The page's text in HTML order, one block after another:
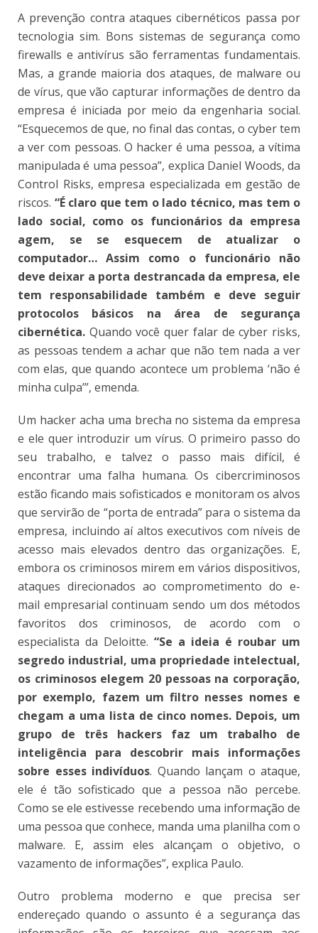
A prevenção contra ataques cibernéticos passa por
tecnologia sim. Bons sistemas de segurança como
firewalls e antivírus são ferramentas fundamentais.
Mas, a grande maioria dos ataques, de malware ou
de vírus, que vão capturar informações de dentro da
empresa é iniciada por meio da engenharia social.
“Esquecemos de que, no final das contas, o cyber tem
a ver com pessoas. O hacker é uma pessoa, a vítima
manipulada é uma pessoa”, explica Daniel Woods, da
Control Risks, empresa especializada em gestão de
riscos. “É claro que tem o lado técnico, mas tem o
lado social, como os funcionários da empresa
agem, se se esquecem de atualizar o
computador… Assim como o funcionário não
deve deixar a porta destrancada da empresa, ele
tem responsabilidade também e deve seguir
protocolos básicos na área de segurança
cibernética. Quando você quer falar de cyber risks,
as pessoas tendem a achar que não tem nada a ver
com elas, que quando acontece um problema ‘não é
minha culpa’”, emenda.
Um hacker acha uma brecha no sistema da empresa
e ele quer introduzir um vírus. O primeiro passo do
seu trabalho, e talvez o passo mais difícil, é
encontrar uma falha humana. Os cibercriminosos
estão ficando mais sofisticados e monitoram os alvos
que servirão de “porta de entrada” para o sistema da
empresa, incluindo aí altos executivos com níveis de
acesso mais elevados dentro das organizações. E,
embora os criminosos mirem em vários dispositivos,
ataques direcionados ao comprometimento do e-
mail empresarial continuam sendo um dos métodos
favoritos dos criminosos, de acordo com o
especialista da Deloitte. “Se a ideia é roubar um
segredo industrial, uma propriedade intelectual,
os criminosos elegem 20 pessoas na corporação,
por exemplo, fazem um filtro nesses nomes e
chegam a uma lista de cinco nomes. Depois, um
grupo de três hackers faz um trabalho de
inteligência para descobrir mais informações
sobre esses indivíduos. Quando lançam o ataque,
ele é tão sofisticado que a pessoa não percebe.
Como se ele estivesse recebendo uma informação de
uma pessoa que conhece, manda uma planilha com o
malware. E, assim eles alcançam o objetivo, o
vazamento de informações”, explica Paulo.
Outro problema moderno e que precisa ser
endereçado quando o assunto é a segurança das